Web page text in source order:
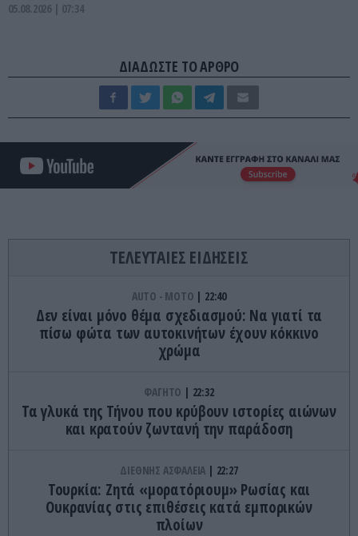
05.08.2026 | 07:34
ΔΙΑΔΩΣΤΕ ΤΟ ΑΡΘΡΟ
ΤΕΛΕΥΤΑΙΕΣ ΕΙΔΗΣΕΙΣ
AUTO - MOTO 22:40
Δεν είναι μόνο θέμα σχεδιασμού: Να γιατί τα
πίσω φώτα των αυτοκινήτων έχουν κόκκινο
χρώμα
ΦΑΓΗΤΟ 22:32
Τα γλυκά της Τήνου που κρύβουν ιστορίες αιώνων
και κρατούν ζωντανή την παράδοση
ΔΙΕΘΝΗΣ ΑΣΦΑΛΕΙΑ 22:27
Τουρκία: Ζητά «μορατόριουμ» Ρωσίας και
Ουκρανίας στις επιθέσεις κατά εμπορικών
πλοίων